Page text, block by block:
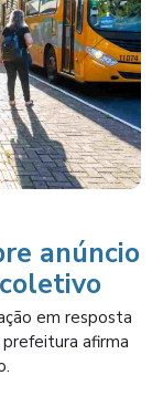
anúncio
em resposta
afirma